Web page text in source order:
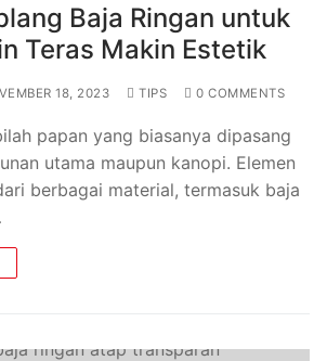
Baja Ringan untuk
Teras Makin Estetik
18, 2023 TIPS 0 COMMENTS
papan yang biasanya dipasang
utama maupun kanopi. Elemen
berbagai material, termasuk baja